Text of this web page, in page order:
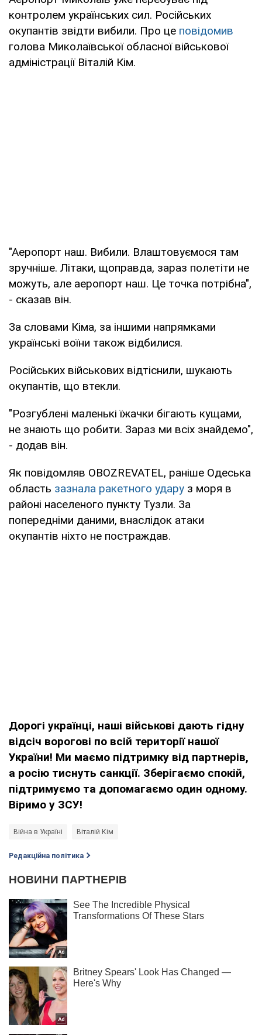
контролем українських сил. Російських
окупантів звідти вибили. Про це повідомив
голова Миколаївської обласної військової
адміністрації Віталій Кім.
"Аеропорт наш. Вибили. Влаштовуємося там
зручніше. Літаки, щоправда, зараз полетіти не
можуть, але аеропорт наш. Це точка потрібна",
- сказав він.
За словами Кіма, за іншими напрямками
українські воїни також відбилися.
Російських військових відтіснили, шукають
окупантів, що втекли.
"Розгублені маленькі їжачки бігають кущами,
не знають що робити. Зараз ми всіх знайдемо",
- додав він.
Як повідомляв OBOZREVATEL, раніше Одеська
область зазнала ракетного удару з моря в
районі населеного пункту Тузли. За
попередніми даними, внаслідок атаки
окупантів ніхто не постраждав.
Дорогі українці, наші військові дають гідну
відсіч ворогові по всій території нашої
України! Ми маємо підтримку від партнерів,
а росію тиснуть санкції. Зберігаємо спокій,
підтримуємо та допомагаємо один одному.
Віримо у ЗСУ!
Війна в Україні Віталій Кім
Редакційна політика